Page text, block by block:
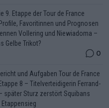
9. Etappe der Tour de France
Favoritinnen und Prognosen
Vollering und Niewiadoma –
Gelbe Trikot?
0
und Aufgaben Tour de France
8 – Titelverteidigerin Ferrand-
später Sturz zerstört Squibans